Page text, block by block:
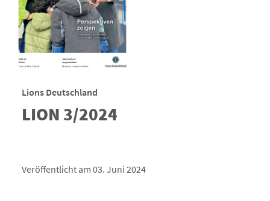
Lions Deutschland
LION 3/2024
Veröffentlicht am 03. Juni 2024